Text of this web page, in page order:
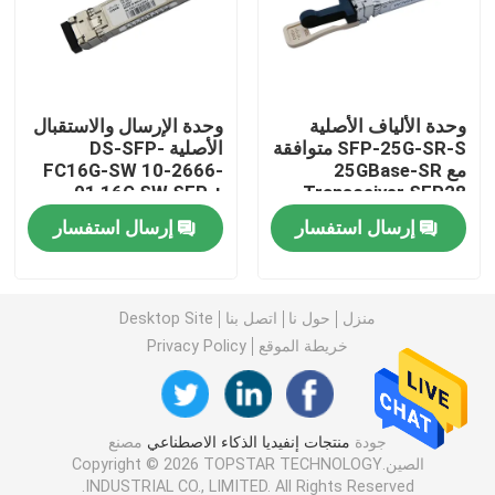
وحدة 10G SFP
جهاز الإرسال والاستقبال البصري Finisar
مفتاح Brocade SAN
رخصة بروكيد POD
وحدة الألياف الأصلية
SFP-25G-SR-S متوافقة
مع 25GBase-SR
Transceiver SFP28
إرسال استفسار
وحدة الإرسال والاستقبال
الأصلية DS-SFP-
FC16G-SW 10-2666-
01 16G SW SFP +
850nm 150m LC MMF
إرسال استفسار
منزل حول نا اتصل بنا
Desktop Site
خريطة الموقع
Privacy Policy
جودة منتجات إنفيديا الذكاء الاصطناعي مصنع
الصين.Copyright © 2026 TOPSTAR TECHNOLOGY
INDUSTRIAL CO., LIMITED. All Rights Reserved.